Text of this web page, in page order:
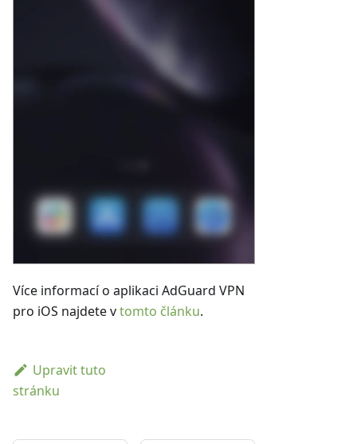
Více informací o aplikaci AdGuard VPN
pro iOS najdete vtomto článku.
Upravit tuto
stránku